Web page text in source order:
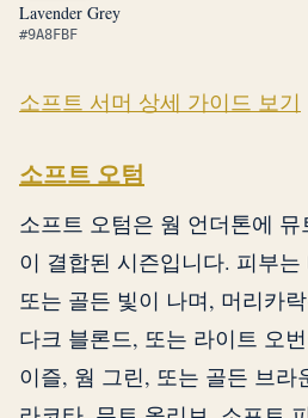
Lavender Grey
#9A8FBF
소프트 서머 상세 가이드 보기
소프트 오텀
소프트 오텀은 웜 언더톤에
이 결합된 시즌입니다. 피부
또는 골든 빛이 나며, 머리카
다크 블론드, 또는 라이트 오
이즐, 웜 그린, 또는 골든 브라